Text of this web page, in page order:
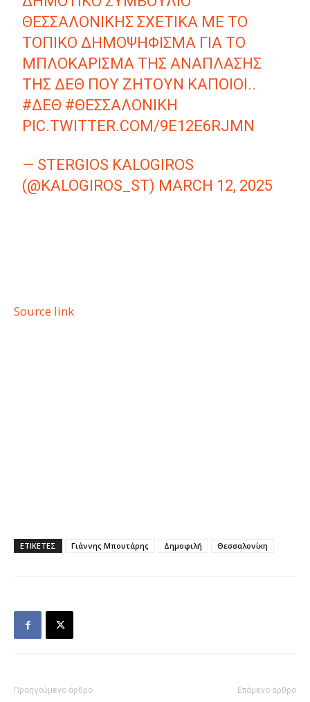
ΘΕΣΣΑΛΟΝΊΚΗΣ ΣΧΕΤΙΚΆ ΜΕ ΤΟ
ΤΟΠΙΚΌ ΔΗΜΟΨΉΦΙΣΜΑ ΓΙΑ ΤΟ
ΜΠΛΟΚΆΡΙΣΜΑ ΤΗΣ ΑΝΆΠΛΑΣΗΣ
ΤΗΣ ΔΕΘ ΠΟΥ ΖΗΤΟΎΝ ΚΆΠΟΙΟΙ..
#ΔΕΘ #ΘΕΣΣΑΛΟΝΊΚΗ
PIC.TWITTER.COM/9E12E6RJMN
— STERGIOS KALOGIROS
(@KALOGIROS_ST) MARCH 12, 2025
Source link
ΕΤΙΚΕΤΕΣ Γιάννης Μπουτάρης Δημοφιλή Θεσσαλονίκη
Προηγούμενο άρθρο Επόμενο άρθρο